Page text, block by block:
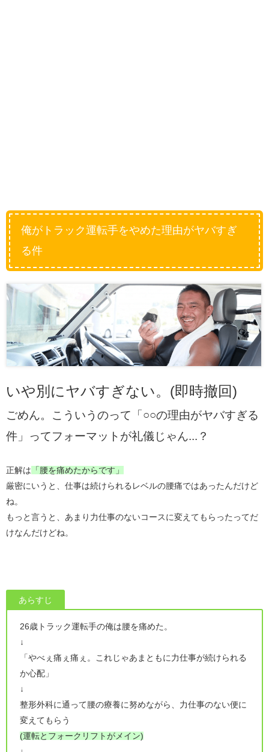
俺がトラック運転手をやめた理由がヤバすぎ
る件
いや別にヤバすぎない。(即時撤回)
ごめん。こういうのって「○○の理由がヤバすぎる
件」
ってフォーマットが礼儀じゃん...？
正解は 「腰を痛めたからです」
厳密にいうと、仕事は続けられるレベルの腰痛ではあったんだけど
ね。
もっと言うと、あまり力仕事のないコースに変えてもらったってだ
けなんだけどね。
あらすじ
26歳トラック運転手の俺は腰を痛めた。
↓
「やべぇ痛ぇ痛ぇ。これじゃあまともに力仕事が続けられる
か心配」
↓
整形外科に通って腰の療養に努めながら、力仕事のない便に
変えてもらう
(運転とフォークリフトがメイン)